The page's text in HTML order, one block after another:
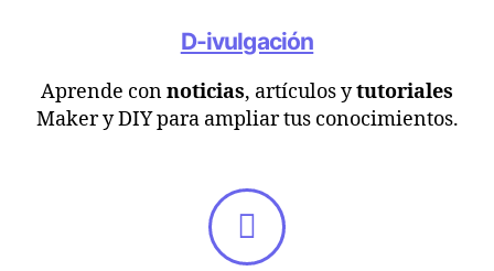
D-ivulgación
Aprende connoticias, artículos ytutoriales
Maker y DIY para ampliar tus conocimientos.